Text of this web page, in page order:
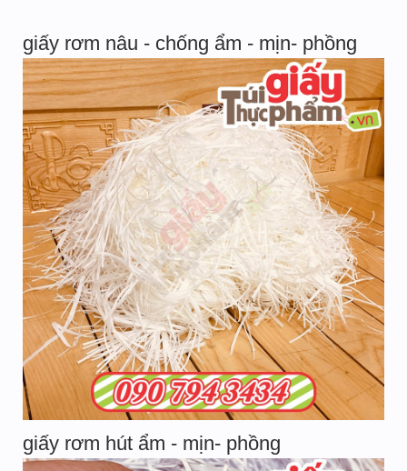
giấy rơm nâu - chống ẩm - mịn- phồng
giấy rơm hút ẩm - mịn- phồng